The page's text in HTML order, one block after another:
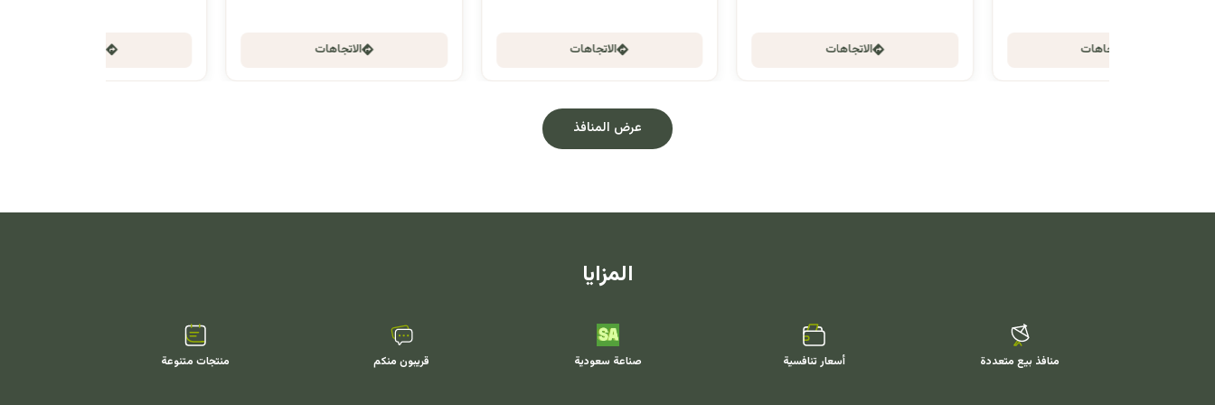
عرض المنافذ
المزايا
منافذ بيع متعددة أسعار تنافسية صناعة سعودية قريبون منكم منتجات متنوعة